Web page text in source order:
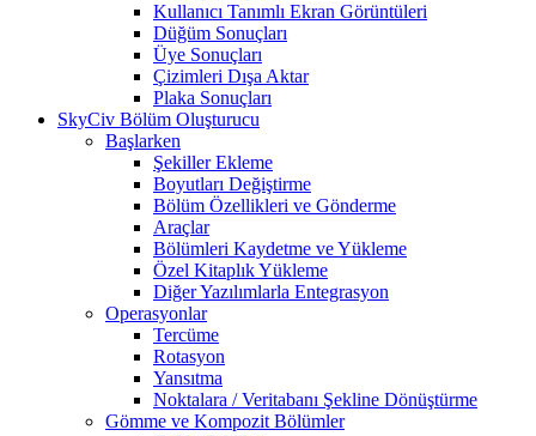
Kullanıcı Tanımlı Ekran Görüntüleri
Düğüm Sonuçları
Üye Sonuçları
Çizimleri Dışa Aktar
Plaka Sonuçları
SkyCiv Bölüm Oluşturucu
Başlarken
Şekiller Ekleme
Boyutları Değiştirme
Bölüm Özellikleri ve Gönderme
Araçlar
Bölümleri Kaydetme ve Yükleme
Özel Kitaplık Yükleme
Diğer Yazılımlarla Entegrasyon
Operasyonlar
Tercüme
Rotasyon
Yansıtma
Noktalara / Veritabanı Şekline Dönüştürme
Gömme ve Kompozit Bölümler